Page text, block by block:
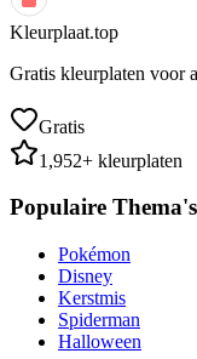
Kleurplaat.top
Gratis kleurplaten voor
Gratis
1,952+ kleurplaten
Populaire Thema's
Pokémon
Disney
Kerstmis
Spiderman
Halloween